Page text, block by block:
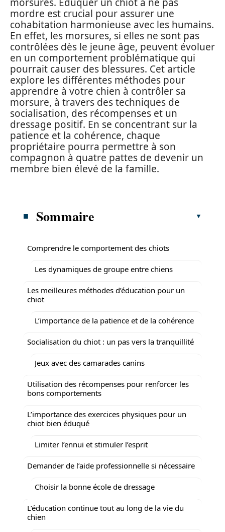
mordre est crucial pour assurer une
cohabitation harmonieuse avec les humains.
En effet, les morsures, si elles ne sont pas
contrôlées dès le jeune âge, peuvent évoluer
en un comportement problématique qui
pourrait causer des blessures. Cet article
explore les différentes méthodes pour
apprendre à votre chien à contrôler sa
morsure, à travers des techniques de
socialisation, des récompenses et un
dressage positif. En se concentrant sur la
patience et la cohérence, chaque
propriétaire pourra permettre à son
compagnon à quatre pattes de devenir un
membre bien élevé de la famille.
Sommaire
Comprendre le comportement des chiots
Les dynamiques de groupe entre chiens
Les meilleures méthodes d’éducation pour un
chiot
L’importance de la patience et de la cohérence
Socialisation du chiot : un pas vers la tranquillité
Jeux avec des camarades canins
Utilisation des récompenses pour renforcer les
bons comportements
L’importance des exercices physiques pour un
chiot bien éduqué
Limiter l’ennui et stimuler l’esprit
Demander de l’aide professionnelle si nécessaire
Choisir la bonne école de dressage
L’éducation continue tout au long de la vie du
chien